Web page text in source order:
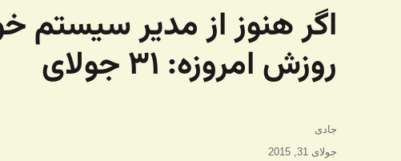
اگر هنوز از مدیر سیستم
روزش امروزه: ۳۱ جولای
نویسنده
جادی
ارسال
جولای 31, 2015